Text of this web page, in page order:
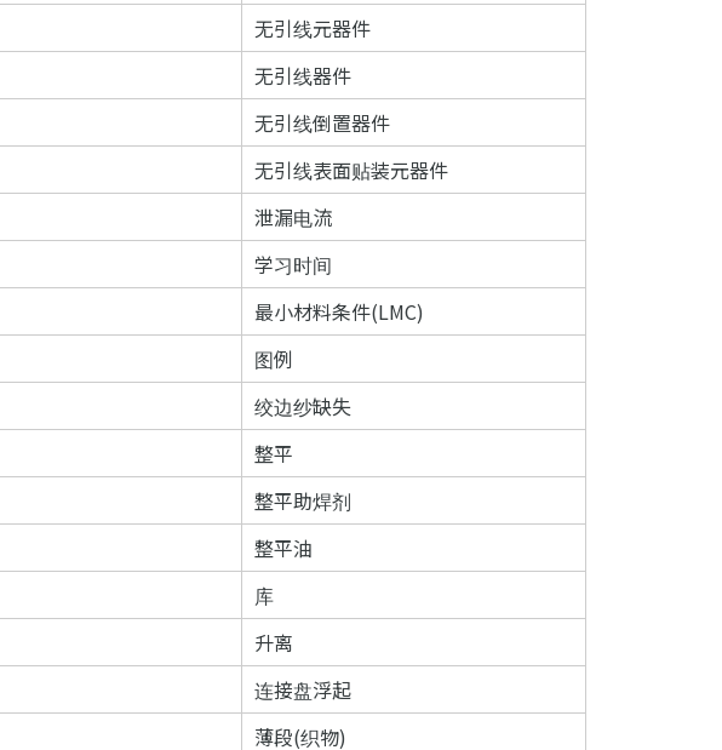
无引线元器件
无引线器件
无引线倒置器件
无引线表面贴装元器件
泄漏电流
学习时间
最小材料条件(LMC)
图例
绞边纱缺失
整平
整平助焊剂
整平油
库
升离
连接盘浮起
薄段(织物)